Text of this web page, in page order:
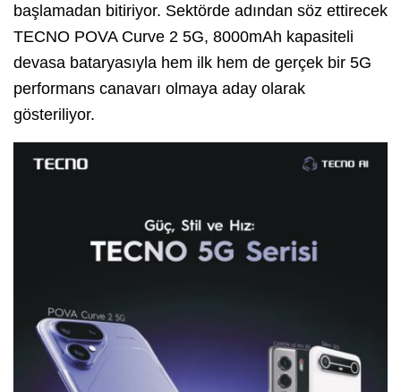
başlamadan bitiriyor. Sektörde adından söz ettirecek
TECNO POVA Curve 2 5G, 8000mAh kapasiteli
devasa bataryasıyla hem ilk hem de gerçek bir 5G
performans canavarı olmaya aday olarak
gösteriliyor.